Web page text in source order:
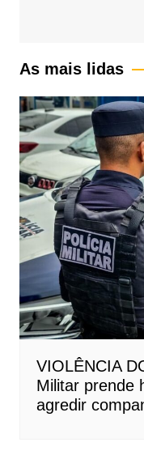
As mais lidas
VIOLÊNCIA
Militar prende
agredir